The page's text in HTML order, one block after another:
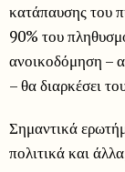
κατάπαυσης του
90% του
ανοικοδόμηση –
– θα διαρκέσει
Σημαντικά
πολιτικά και